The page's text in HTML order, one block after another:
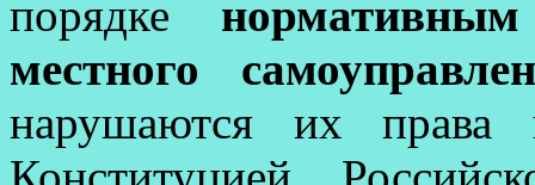
порядке
местного
нарушаются их права